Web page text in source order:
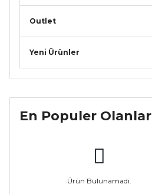
Outlet
Yeni Ürünler
En Populer Olanlar
Ürün Bulunamadı.